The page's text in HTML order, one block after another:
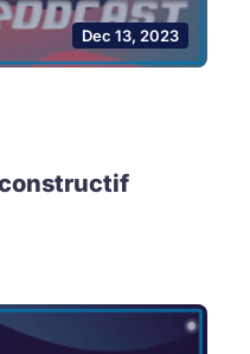
Dec 13, 2023
constructif